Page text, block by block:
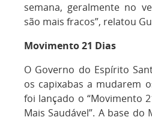
semana, geralmente no
são mais fracos”, relatou
Movimento 21 Dias
O Governo do Espírito
os capixabas a mudarem
foi lançado o “Movimento
Mais Saudável”. A base do